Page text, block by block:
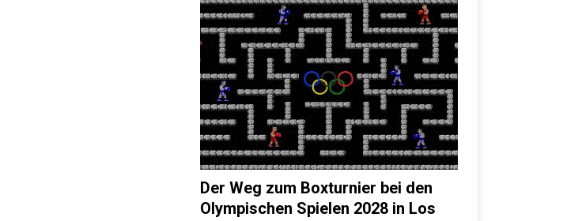
Der Weg zum Boxturnier bei den
Olympischen Spielen 2028 in Los